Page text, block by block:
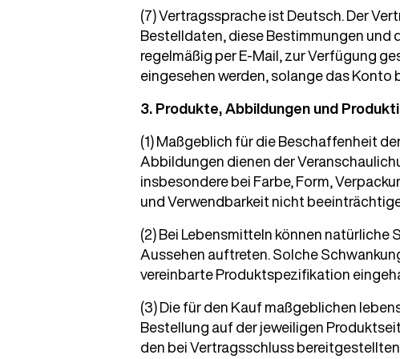
(7) Vertragssprache ist Deutsch. Der
Bestelldaten, diese Bestimmungen und
regelmäßig per E-Mail, zur Verfügung
eingesehen werden, solange das Konto
3. Produkte, Abbildungen und
(1) Maßgeblich für die Beschaffenheit
Abbildungen dienen der
insbesondere bei Farbe, Form,
und Verwendbarkeit nicht
(2) Bei Lebensmitteln können
Aussehen auftreten. Solche
vereinbarte Produktspezifikation
(3) Die für den Kauf maßgeblichen
Bestellung auf der jeweiligen
den bei Vertragsschluss